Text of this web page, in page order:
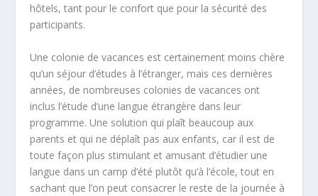
hôtels, tant pour le confort que pour la sécurité des
participants.
Une colonie de vacances est certainement moins chère
qu’un séjour d’études à l’étranger, mais ces dernières
années, de nombreuses colonies de vacances ont
inclus l’étude d’une langue étrangère dans leur
programme. Une solution qui plaît beaucoup aux
parents et qui ne déplaît pas aux enfants, car il est de
toute façon plus stimulant et amusant d’étudier une
langue dans un camp d’été plutôt qu’à l’école, tout en
sachant que l’on peut consacrer le reste de la journée à